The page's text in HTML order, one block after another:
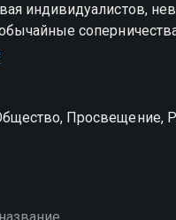
индивидуалистов,
противников,
28 сезон сериала
бесплатно в
Просвещение,